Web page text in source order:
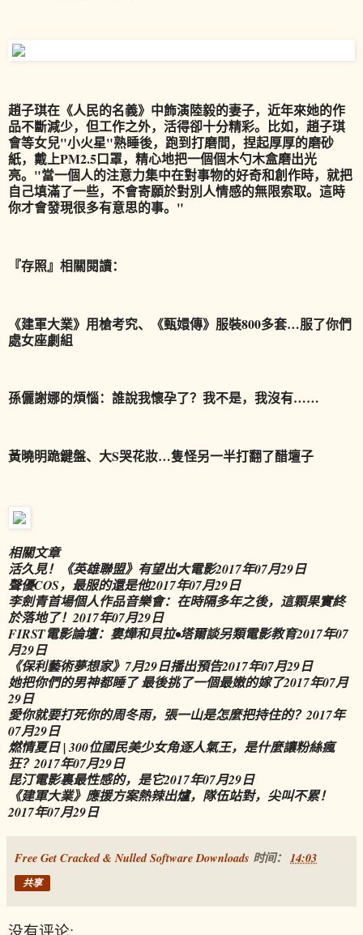
趙子琪在《人民的名義》中飾演陸毅的妻子，近年來她的作
品不斷減少，但工作之外，活得卻十分精彩。比如，趙子琪
會等女兒"小火星"熟睡後，跑到打磨間，捏起厚厚的磨砂
紙，戴上PM2.5口罩，精心地把一個個木勺木盒磨出光
亮。"當一個人的注意力集中在對事物的好奇和創作時，就把
自己填滿了一些，不會寄願於對別人情感的無限索取。這時
你才會發現很多有意思的事。"
『存照』 相關閱讀：
《建軍大業》用槍考究、《甄嬛傳》服裝800多套…服了你們
處女座劇組
孫儷謝娜的煩惱：誰說我懷孕了？我不是，我沒有……
黃曉明跪鍵盤、大S哭花妝…隻怪另一半打翻了醋壇子
相關文章
活久見！《英雄聯盟》有望出大電影2017年07月29日
聲優COS，最服的還是他2017年07月29日
李劍青首場個人作品音樂會：在時隔多年之後，這顆果實終
於落地了！2017年07月29日
FIRST電影論壇：婁燁和貝拉•塔爾談另類電影教育2017年07
月29日
《保利藝術夢想家》7月29日播出預告2017年07月29日
她把你們的男神都睡了 最後挑了一個最嫩的嫁了2017年07月
29日
愛你就要打死你的周冬雨，張一山是怎麼把持住的？2017年
07月29日
燃情夏日 | 300位國民美少女角逐人氣王，是什麼讓粉絲瘋
狂？2017年07月29日
昆汀電影裏最性感的，是它2017年07月29日
《建軍大業》應援方案熱辣出爐，隊伍站對，尖叫不累！
2017年07月29日
Free Get Cracked & Nulled Software Downloads 时间： 14:03
共享
没有评论: